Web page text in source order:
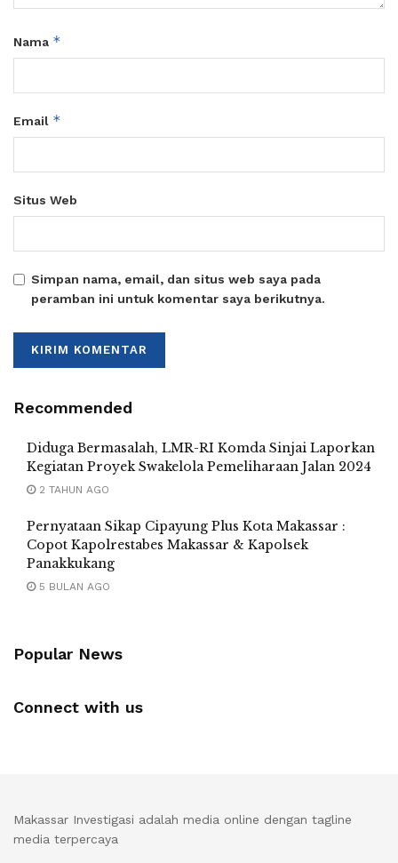
Nama *
Email *
Situs Web
Simpan nama, email, dan situs web saya pada
peramban ini untuk komentar saya berikutnya.
Recommended
Diduga Bermasalah, LMR-RI Komda Sinjai Laporkan
Kegiatan Proyek Swakelola Pemeliharaan Jalan 2024
2 TAHUN AGO
Pernyataan Sikap Cipayung Plus Kota Makassar :
Copot Kapolrestabes Makassar & Kapolsek
Panakkukang
5 BULAN AGO
Popular News
Connect with us
Makassar Investigasi adalah media online dengan tagline
media terpercaya